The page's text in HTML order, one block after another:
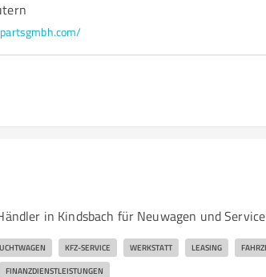
in Kindsbach für Neuwagen und Service
KFZ-SERVICE WERKSTATT LEASING
FINANZDIENSTLEISTUNGEN